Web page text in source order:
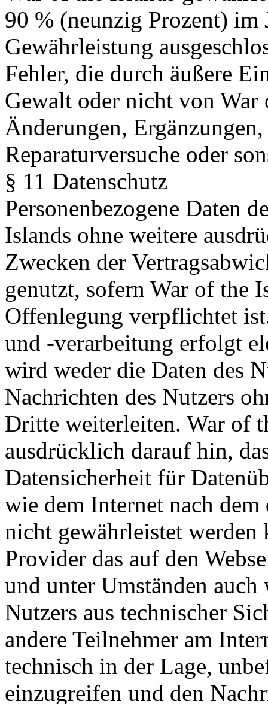
90 % (neunzig Prozent) im
Gewährleistung
Fehler, die durch äußere
Gewalt oder nicht von
Änderungen,
Reparaturversuche oder
§ 11 Datenschutz
Personenbezogene Daten
Islands ohne weitere
Zwecken der
genutzt, sofern War of the
Offenlegung verpflichtet
und -verarbeitung erfolgt
wird weder die Daten des
Nachrichten des Nutzers
Dritte weiterleiten. War of
ausdrücklich darauf hin,
Datensicherheit für
wie dem Internet nach
nicht gewährleistet werden
Provider das auf den
und unter Umständen auch
Nutzers aus technischer
andere Teilnehmer am
technisch in der Lage,
einzugreifen und den